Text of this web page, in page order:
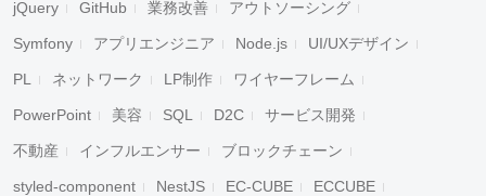
jQuery GitHub 業務改善 アウトソーシング
Symfony アプリエンジニア Node.js UI/UXデザイン
PL ネットワーク LP制作 ワイヤーフレーム
PowerPoint 美容 SQL D2C サービス開発
不動産 インフルエンサー ブロックチェーン
styled-component NestJS EC-CUBE ECCUBE